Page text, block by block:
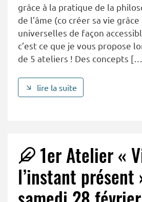
grâce à la pratique de la
de l’âme (co créer sa vie grâce
universelles de façon
c’est ce que je vous propose
de 5 ateliers ! Des concepts
lire la suite
1er Atelier «
l’instant présent